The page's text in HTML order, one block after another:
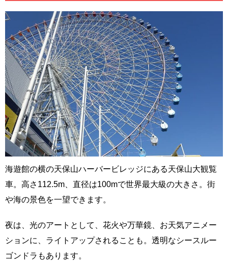
海遊館の横の天保山ハーバービレッジにある天保山大観覧
車。高さ112.5m、直径は100mで世界最大級の大きさ。街
や海の景色を一望できます。
夜は、光のアートとして、花火や万華鏡、お天気アニメー
ションに、ライトアップされることも。透明なシースルー
ゴンドラもあります。